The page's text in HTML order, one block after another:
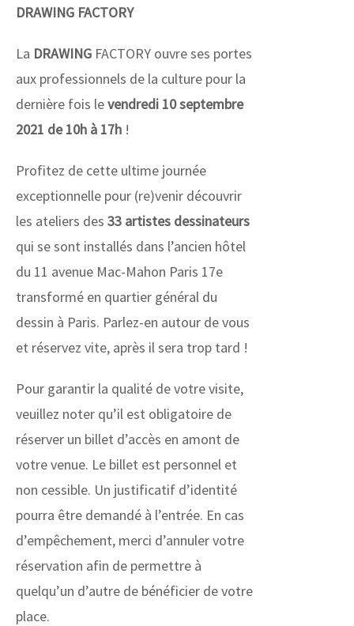
DRAWING FACTORY
La DRAWING FACTORY ouvre ses portes
aux professionnels de la culture pour la
dernière fois levendredi 10 septembre
2021 de 10h à 17h !
Profitez de cette ultime journée
exceptionnelle pour (re)venir découvrir
les ateliers des 33 artistes dessinateurs
qui se sont installés dans l’ancien hôtel
du 11 avenue Mac-Mahon Paris 17e
transformé en quartier général du
dessin à Paris. Parlez-en autour de vous
et réservez vite, après il sera trop tard !
Pour garantir la qualité de votre visite,
veuillez noter qu’il est obligatoire de
réserver un billet d’accès en amont de
votre venue. Le billet est personnel et
non cessible. Un justificatif d’identité
pourra être demandé à l’entrée. En cas
d’empêchement, merci d’annuler votre
réservation afin de permettre à
quelqu’un d’autre de bénéficier de votre
place.